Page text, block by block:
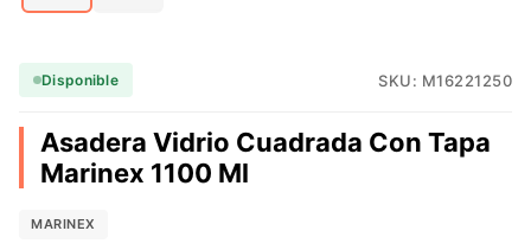
Disponible SKU: M16221250
Asadera Vidrio Cuadrada Con Tapa
Marinex 1100 Ml
MARINEX